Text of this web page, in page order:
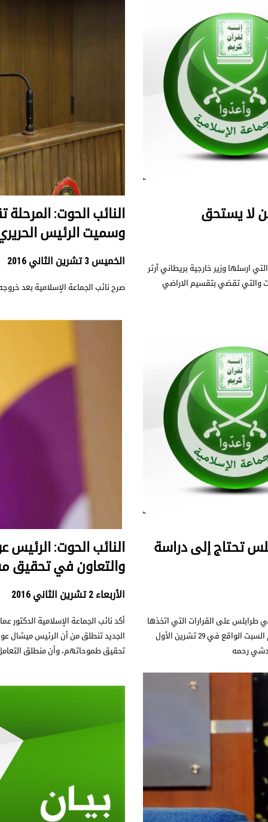
لا يستحق
ارسلها وزير خارجية بريطاني آرثر
الوقت والتي تقضي بتقسيم الاراضي
النائب الحوت:
وسميت الرئيس
الخميس 3 تشرين الثاني 2016
صرح نائب الجماعة الإسلامية بعد
تحتاج إلى دراسة
طرابلس على القرارات التي اتخذها
مجلس بلدية طرابلس في جلسته الطارئة التي انعقدت مساء يوم السبت الواقع في 29 تشرين الأول
النائب الحوت: الرئيس
والتعاون في تحقيق
الأربعاء 2 تشرين الثاني 2016
أكد نائب الجماعة الإسلامية الدكتور
الجديد تنطلق من أن الرئيس ميشال
تحقيق طموحاتهم، وأن منطلق